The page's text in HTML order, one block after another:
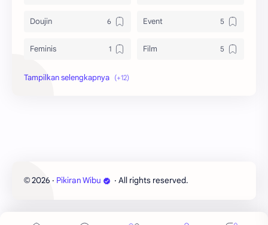
Doujin Event
Feminis Film
Game
Otaku Vtuber
© 2026 ‧ Pikiran Wibu ‧ All rights reserved.